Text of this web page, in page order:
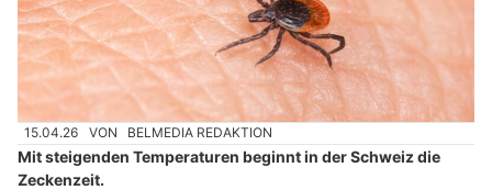
15.04.26 VON BELMEDIA REDAKTION
Mit steigenden Temperaturen beginnt in der Schweiz die
Zeckenzeit.